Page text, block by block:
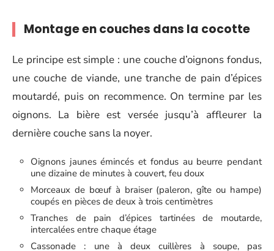
Montage en couches dans la cocotte
Le principe est simple : une couche d’oignons fondus,
une couche de viande, une tranche de pain d’épices
moutardé, puis on recommence. On termine par les
oignons. La bière est versée jusqu’à affleurer la
dernière couche sans la noyer.
Oignons jaunes émincés et fondus au beurre pendant
une dizaine de minutes à couvert, feu doux
Morceaux de bœuf à braiser (paleron, gîte ou hampe)
coupés en pièces de deux à trois centimètres
Tranches de pain d’épices tartinées de moutarde,
intercalées entre chaque étage
Cassonade : une à deux cuillères à soupe, pas